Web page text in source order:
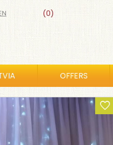
(0)
OFFERS